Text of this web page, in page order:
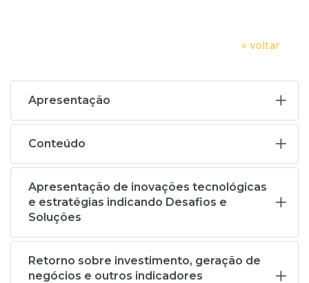
« voltar
Apresentação
Conteúdo
Apresentação de inovações tecnológicas
e estratégias indicando Desafios e
Soluções
Retorno sobre investimento, geração de
negócios e outros indicadores